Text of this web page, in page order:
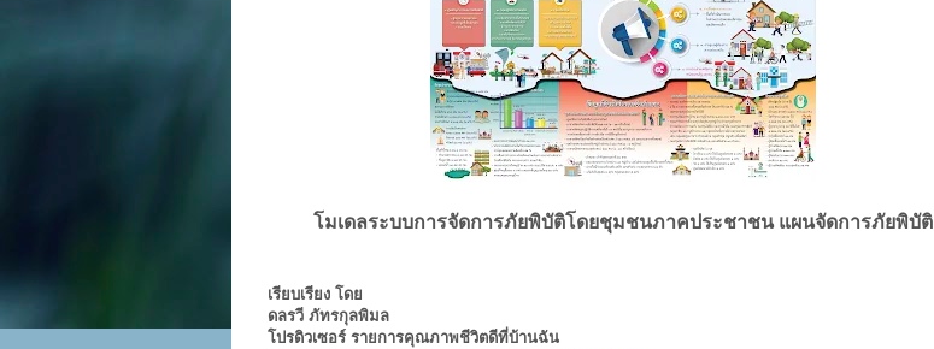
โมเดลระบบการจัดการภัยพิบัติโดยชุมชนภาคประชาชน แผนจัดการภัยพิบัติ
เรียบเรียง โดย
ดลรวี ภัทรกุลพิมล
โปรดิวเซอร์ รายการคุณภาพชีวิตดีที่บ้านฉัน